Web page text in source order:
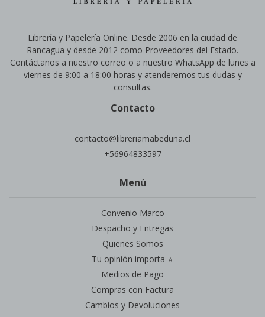
Librería y Papelería Online. Desde 2006 en la ciudad de
Rancagua y desde 2012 como Proveedores del Estado.
Contáctanos a nuestro correo o a nuestro WhatsApp de lunes a
viernes de 9:00 a 18:00 horas y atenderemos tus dudas y
consultas.
Contacto
contacto@libreriamabeduna.cl
+56964833597
Menú
Convenio Marco
Despacho y Entregas
Quienes Somos
Tu opinión importa ⭐
Medios de Pago
Compras con Factura
Cambios y Devoluciones